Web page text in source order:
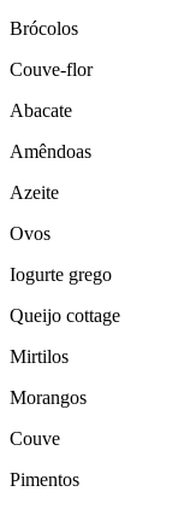
Brócolos
Couve-flor
Abacate
Amêndoas
Azeite
Ovos
Iogurte grego
Queijo cottage
Mirtilos
Morangos
Couve
Pimentos